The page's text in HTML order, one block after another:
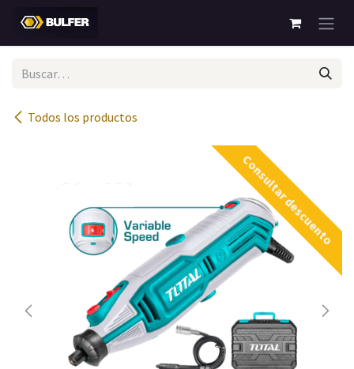
Todos los productos
Consultar descuento